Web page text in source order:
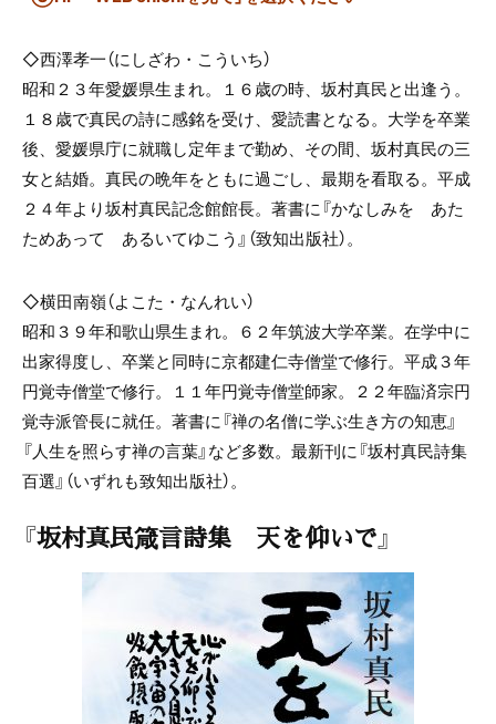
◇西澤孝一（にしざわ・こういち）
昭和２３年愛媛県生まれ。１６歳の時、坂村真民と出逢う。
１８歳で真民の詩に感銘を受け、愛読書となる。大学を卒業
後、愛媛県庁に就職し定年まで勤め、その間、坂村真民の三
女と結婚。真民の晩年をともに過ごし、最期を看取る。平成
２４年より坂村真民記念館館長。著書に『かなしみを あた
ためあって あるいてゆこう』（致知出版社）。
◇横田南嶺（よこた・なんれい）
昭和３９年和歌山県生まれ。６２年筑波大学卒業。在学中に
出家得度し、卒業と同時に京都建仁寺僧堂で修行。平成３年
円覚寺僧堂で修行。１１年円覚寺僧堂師家。２２年臨済宗円
覚寺派管長に就任。著書に『禅の名僧に学ぶ生き方の知恵』
『人生を照らす禅の言葉』など多数。最新刊に『坂村真民詩集
百選』（いずれも致知出版社）。
『坂村真民箴言詩集 天を仰いで』